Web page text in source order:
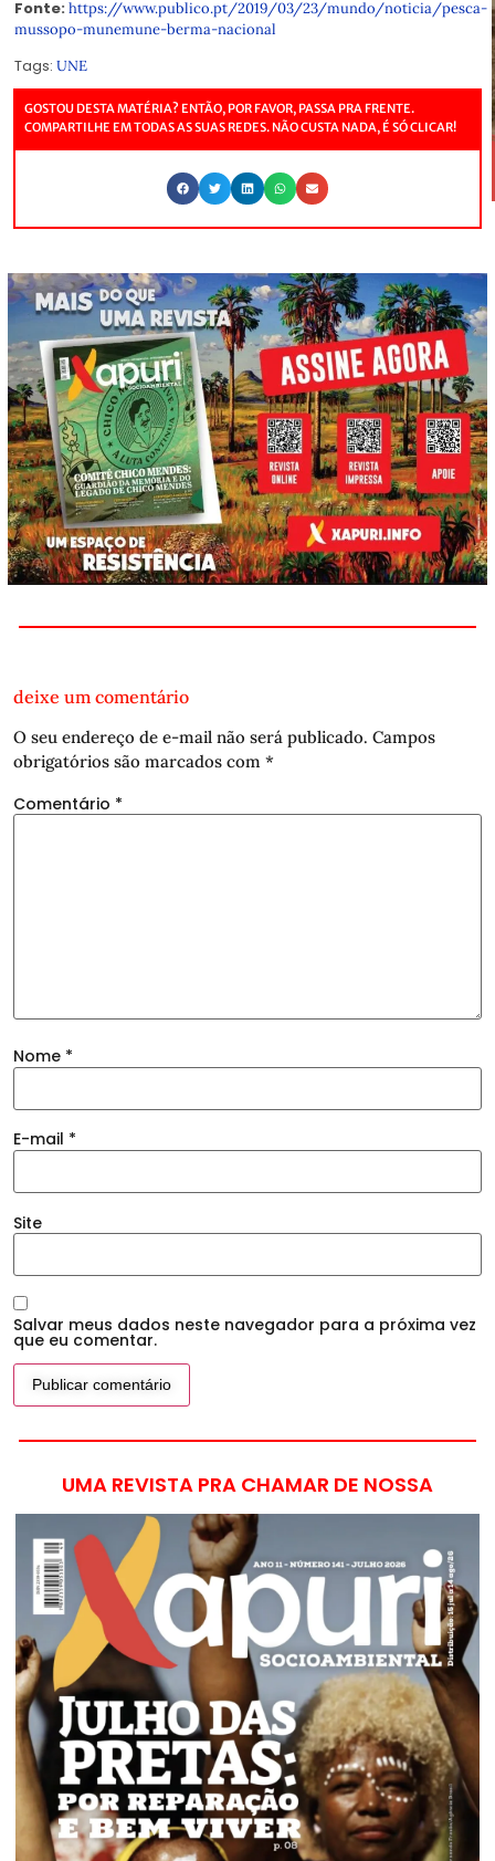
Fonte: https://www.publico.pt/2019/03/23/mundo/noticia/pesca-
mussopo-munemune-berma-nacional
Tags: UNE
GOSTOU DESTA MATÉRIA? ENTÃO, POR FAVOR, PASSA PRA FRENTE.
COMPARTILHE EM TODAS AS SUAS REDES. NÃO CUSTA NADA, É SÓ CLICAR!
deixe um comentário
O seu endereço de e-mail não será publicado. Campos
obrigatórios são marcados com *
Comentário *
Nome *
E-mail *
Site
Salvar meus dados neste navegador para a próxima vez
que eu comentar.
UMA REVISTA PRA CHAMAR DE NOSSA